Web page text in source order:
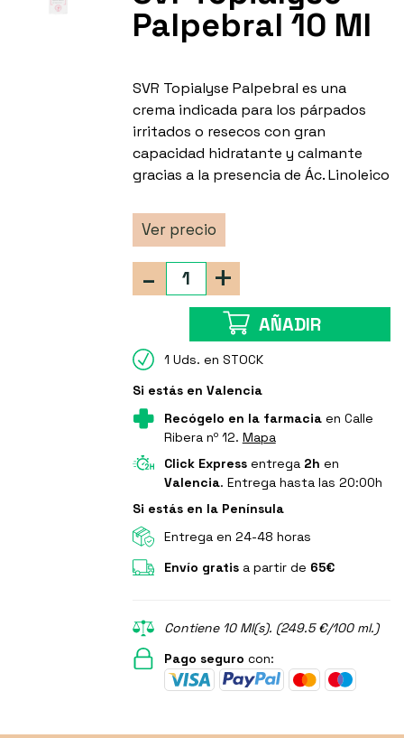
Palpebral 10 Ml
SVR Topialyse Palpebral es una
crema indicada para los párpados
irritados o resecos con gran
capacidad hidratante y calmante
gracias a la presencia de Ác. Linoleico
Ver precio
+
-
AÑADIR
1 Uds. en STOCK
Si estás en Valencia
Recógelo en la farmaciaen Calle
Ribera nº 12. Mapa
Click Expressentrega 2h en
Valencia. Entrega hasta las 20:00h
Si estás en la Península
Entrega en 24-48 horas
Envío gratisa partir de 65€
Contiene 10 Ml(s). (249.5 €/100 ml.)
Pago seguro con: